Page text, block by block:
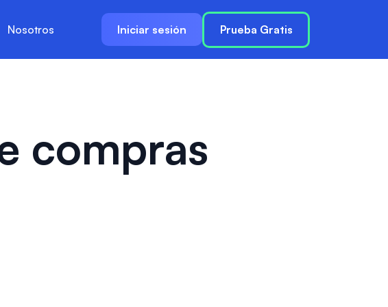
Nosotros Iniciar sesión Prueba Gratis
compras